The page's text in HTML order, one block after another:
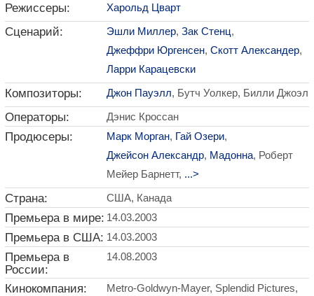
Режиссеры: Харольд Цварт
Сценарий: Эшли Миллер, Зак Стенц,
Джеффри Юргенсен, Скотт Александер,
Ларри Карацевски
Композиторы: Джон Пауэлл, Бутч Уолкер, Билли Джоэл
Операторы: Дэнис Кроссан
Продюсеры: Марк Морган, Гай Озери,
Джейсон Александр, Мадонна, Роберт
Мейер Барнетт, ...>
Страна: США, Канада
Премьера в мире: 14.03.2003
Премьера в США: 14.03.2003
Премьера в
России:
14.08.2003
Кинокомпания:
Metro-Goldwyn-Mayer, Splendid Pictures,